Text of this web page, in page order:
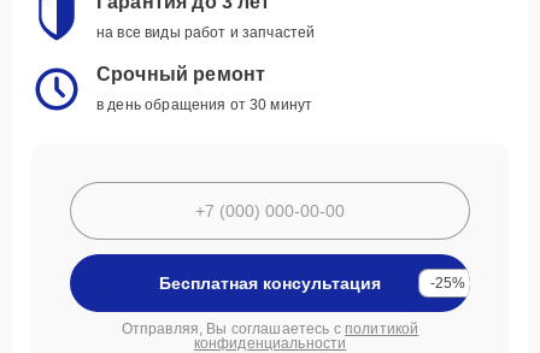
на все виды работ и запчастей
Срочный ремонт
в день обращения от 30 минут
Бесплатная консультация -25%
Отправляя, Вы соглашаетесь с политикой
конфиденциальности